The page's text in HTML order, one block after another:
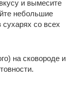
и вымесите
небольшие
сухарях со всех
на сковороде и